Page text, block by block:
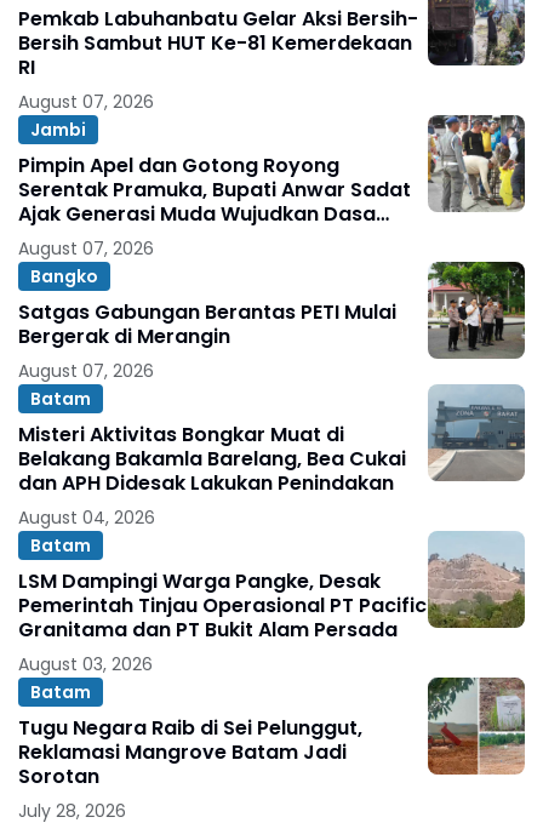
Pemkab Labuhanbatu Gelar Aksi Bersih-
Bersih Sambut HUT Ke-81 Kemerdekaan
RI
August 07, 2026
Jambi
Pimpin Apel dan Gotong Royong
Serentak Pramuka, Bupati Anwar Sadat
Ajak Generasi Muda Wujudkan Dasa
Darma Melalui Aksi Nyata Peduli
Lingkungan
August 07, 2026
Bangko
Satgas Gabungan Berantas PETI Mulai
Bergerak di Merangin
August 07, 2026
Batam
Misteri Aktivitas Bongkar Muat di
Belakang Bakamla Barelang, Bea Cukai
dan APH Didesak Lakukan Penindakan
August 04, 2026
Batam
LSM Dampingi Warga Pangke, Desak
Pemerintah Tinjau Operasional PT Pacific
Granitama dan PT Bukit Alam Persada
August 03, 2026
Batam
Tugu Negara Raib di Sei Pelunggut,
Reklamasi Mangrove Batam Jadi
Sorotan
July 28, 2026